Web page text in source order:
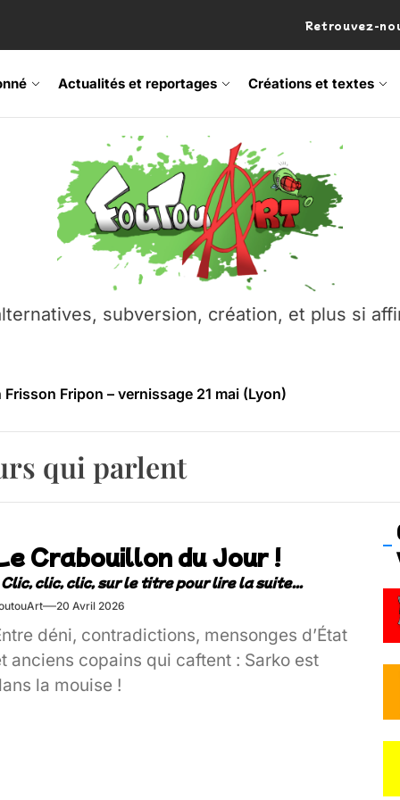
Retrouvez-
Actualités et reportages Créations et textes
subversion, création, et plus si
Fripon – vernissage 21 mai (Lyon)
Festival – Samedi 18 juillet (Vaulx-en-Velin)
– Ŝtono, un livre réalisé par Michaël Moretti & Pierre
contre l’A412 à l’Établi (Haute-Savoie)
Fripon – vernissage 21 mai (Lyon)
Festival – Samedi 18 juillet (Vaulx-en-Velin)
qui parlent
Crabouillon du Jour !
20 Avril 2026
déni, contradictions, mensonges d’État
anciens copains qui caftent : Sarko est
la mouise !